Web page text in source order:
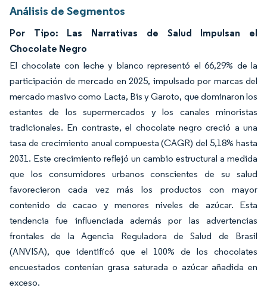
Análisis de Segmentos
Por Tipo: Las Narrativas de Salud Impulsan el
Chocolate Negro
El chocolate con leche y blanco representó el 66,29% de la
participación de mercado en 2025, impulsado por marcas del
mercado masivo como Lacta, Bis y Garoto, que dominaron los
estantes de los supermercados y los canales minoristas
tradicionales. En contraste, el chocolate negro creció a una
tasa de crecimiento anual compuesta (CAGR) del 5,18% hasta
2031. Este crecimiento reflejó un cambio estructural a medida
que los consumidores urbanos conscientes de su salud
favorecieron cada vez más los productos con mayor
contenido de cacao y menores niveles de azúcar. Esta
tendencia fue influenciada además por las advertencias
frontales de la Agencia Reguladora de Salud de Brasil
(ANVISA), que identificó que el 100% de los chocolates
encuestados contenían grasa saturada o azúcar añadida en
exceso.